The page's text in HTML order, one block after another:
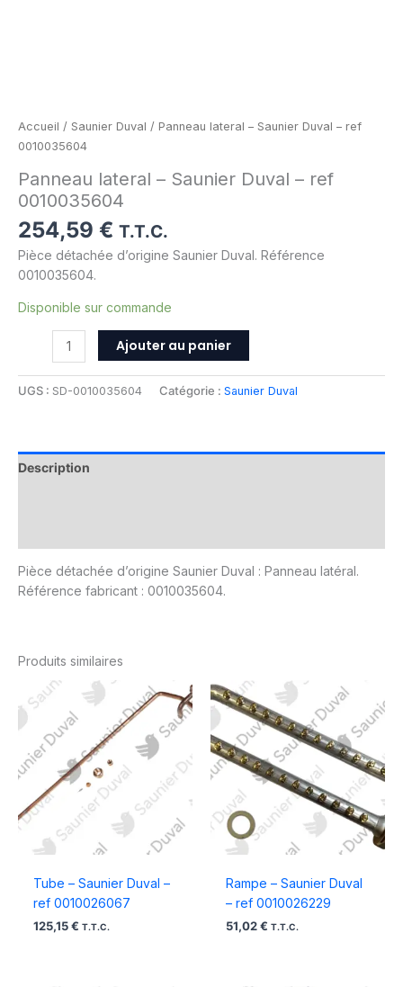
Accueil / Saunier Duval / Panneau lateral – Saunier Duval – ref
0010035604
Panneau lateral – Saunier Duval – ref
0010035604
254,59 € T.T.C.
Pièce détachée d’origine Saunier Duval. Référence
0010035604.
Disponible sur commande
Ajouter au panier
UGS : SD-0010035604 Catégorie : Saunier Duval
Description
Pièce détachée d’origine Saunier Duval : Panneau latéral.
Référence fabricant : 0010035604.
Produits similaires
Tube – Saunier Duval –
ref 0010026067
125,15 € T.T.C.
Rampe – Saunier Duval
– ref 0010026229
51,02 € T.T.C.